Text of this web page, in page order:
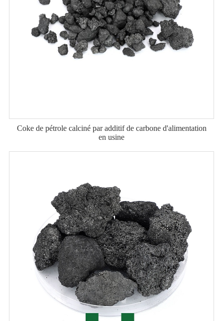
Coke de pétrole calciné par additif de carbone d'alimentation
en usine